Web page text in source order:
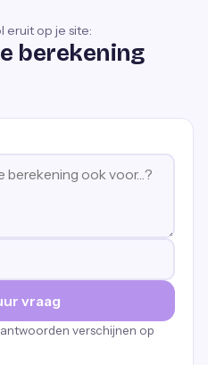
eruit op je site:
berekening
vraag
verschijnen op